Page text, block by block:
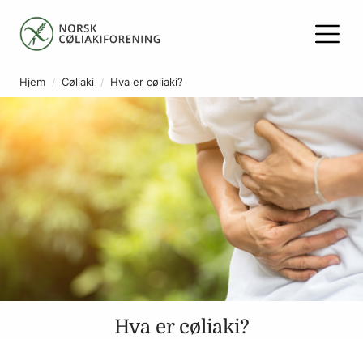
Hjem Cøliaki Hva er cøliaki?
Hva er cøliaki?